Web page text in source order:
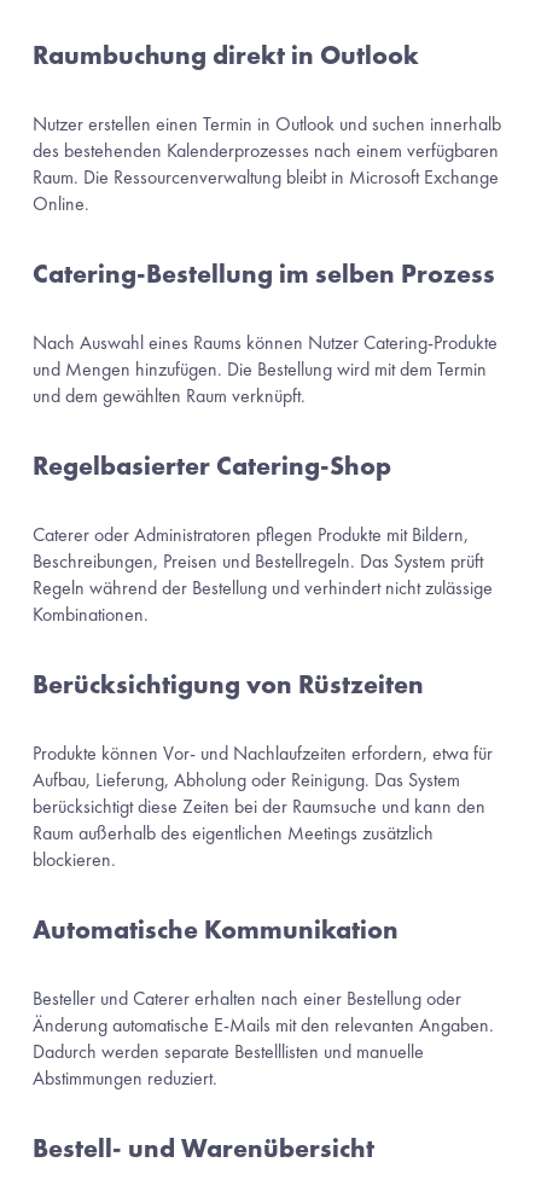
Raumbuchung direkt in Outlook
Nutzer erstellen einen Termin in Outlook und suchen innerhalb
des bestehenden Kalenderprozesses nach einem verfügbaren
Raum. Die Ressourcenverwaltung bleibt in Microsoft Exchange
Online.
Catering-Bestellung im selben Prozess
Nach Auswahl eines Raums können Nutzer Catering-Produkte
und Mengen hinzufügen. Die Bestellung wird mit dem Termin
und dem gewählten Raum verknüpft.
Regelbasierter Catering-Shop
Caterer oder Administratoren pflegen Produkte mit Bildern,
Beschreibungen, Preisen und Bestellregeln. Das System prüft
Regeln während der Bestellung und verhindert nicht zulässige
Kombinationen.
Berücksichtigung von Rüstzeiten
Produkte können Vor- und Nachlaufzeiten erfordern, etwa für
Aufbau, Lieferung, Abholung oder Reinigung. Das System
berücksichtigt diese Zeiten bei der Raumsuche und kann den
Raum außerhalb des eigentlichen Meetings zusätzlich
blockieren.
Automatische Kommunikation
Besteller und Caterer erhalten nach einer Bestellung oder
Änderung automatische E-Mails mit den relevanten Angaben.
Dadurch werden separate Bestelllisten und manuelle
Abstimmungen reduziert.
Bestell- und Warenübersicht